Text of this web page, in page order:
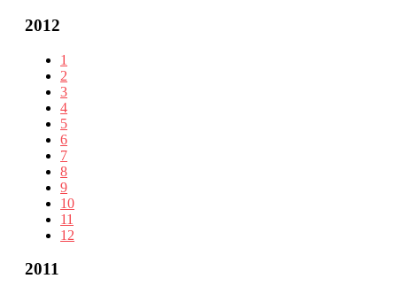
2012
1
2
3
4
5
6
7
8
9
10
11
12
2011